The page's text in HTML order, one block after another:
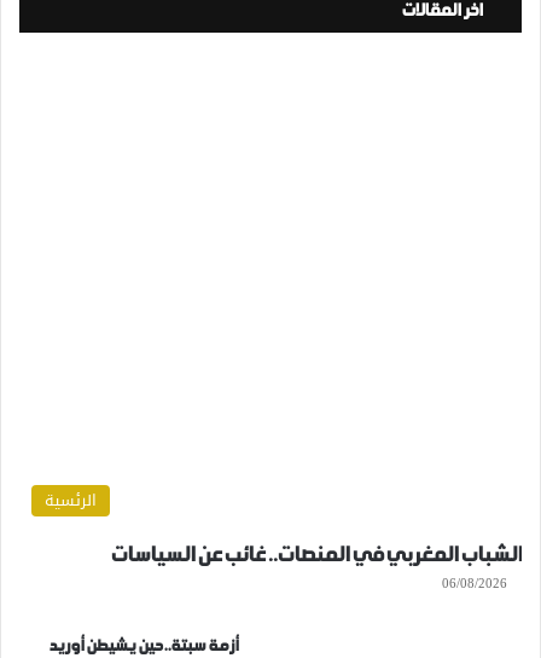
اخر المقالات
الرئسية
الشباب المغربي في المنصات.. غائب عن السياسات
06/08/2026
أزمة سبتة..حين يشيطن أوريد